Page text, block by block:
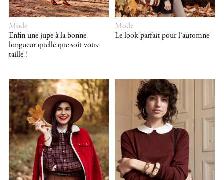
Mode
Enfin une jupe à la bonne
longueur quelle que soit votre
taille !
Mode
Le look parfait pour l’automne